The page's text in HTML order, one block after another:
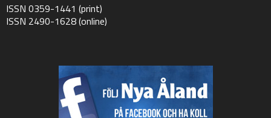
ISSN 0359-1441 (print)
ISSN 2490-1628 (online)